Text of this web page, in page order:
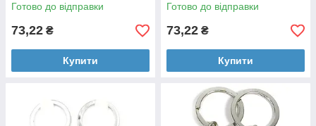
Готово до відправки
73,22 ₴
Купити
Готово до відправки
73,22 ₴
Купити